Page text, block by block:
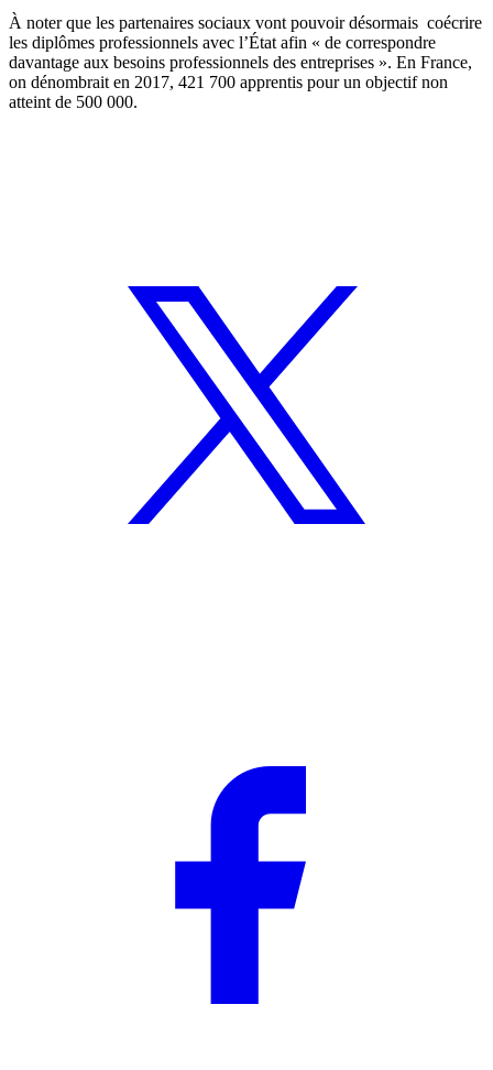
À noter que les partenaires sociaux vont pouvoir désormais coécrire
les diplômes professionnels avec l’État afin « de correspondre
davantage aux besoins professionnels des entreprises ». En France,
on dénombrait en 2017, 421 700 apprentis pour un objectif non
atteint de 500 000.